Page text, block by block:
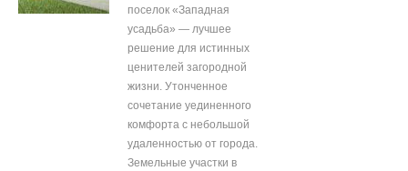
поселок «Западная
усадьба» — лучшее
решение для истинных
ценителей загородной
жизни. Утонченное
сочетание уединенного
комфорта с небольшой
удаленностью от города.
Земельные участки в